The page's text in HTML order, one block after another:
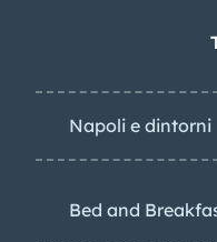
Napoli e dintorni
Bed and